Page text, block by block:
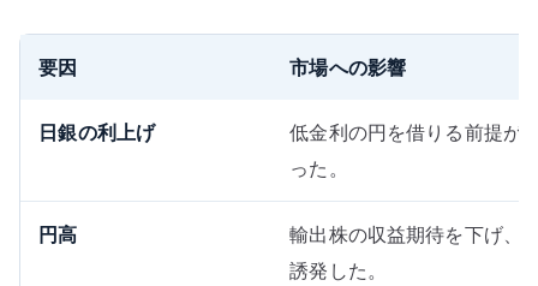
要因 市場への影響
日銀の利上げ
低金利の円を借りる前提が
った。
円高
輸出株の収益期待を下げ、
誘発した。